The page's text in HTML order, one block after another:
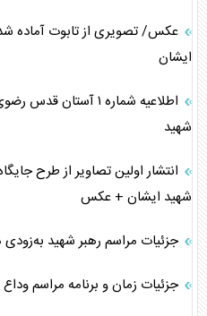
عکس/ تصویری از تابوت آماده
ایشان
اطلاعیه شماره ۱
شهید
انتشار اولین تصاویر از طرح
شهید ایشان + عکس
جزئیات مراسم رهبر شهید
جزئیات زمان و برنامه مراسم